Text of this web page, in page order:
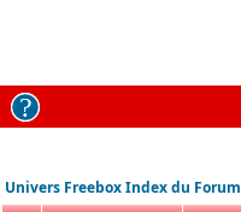
Univers Freebox Index du Forum